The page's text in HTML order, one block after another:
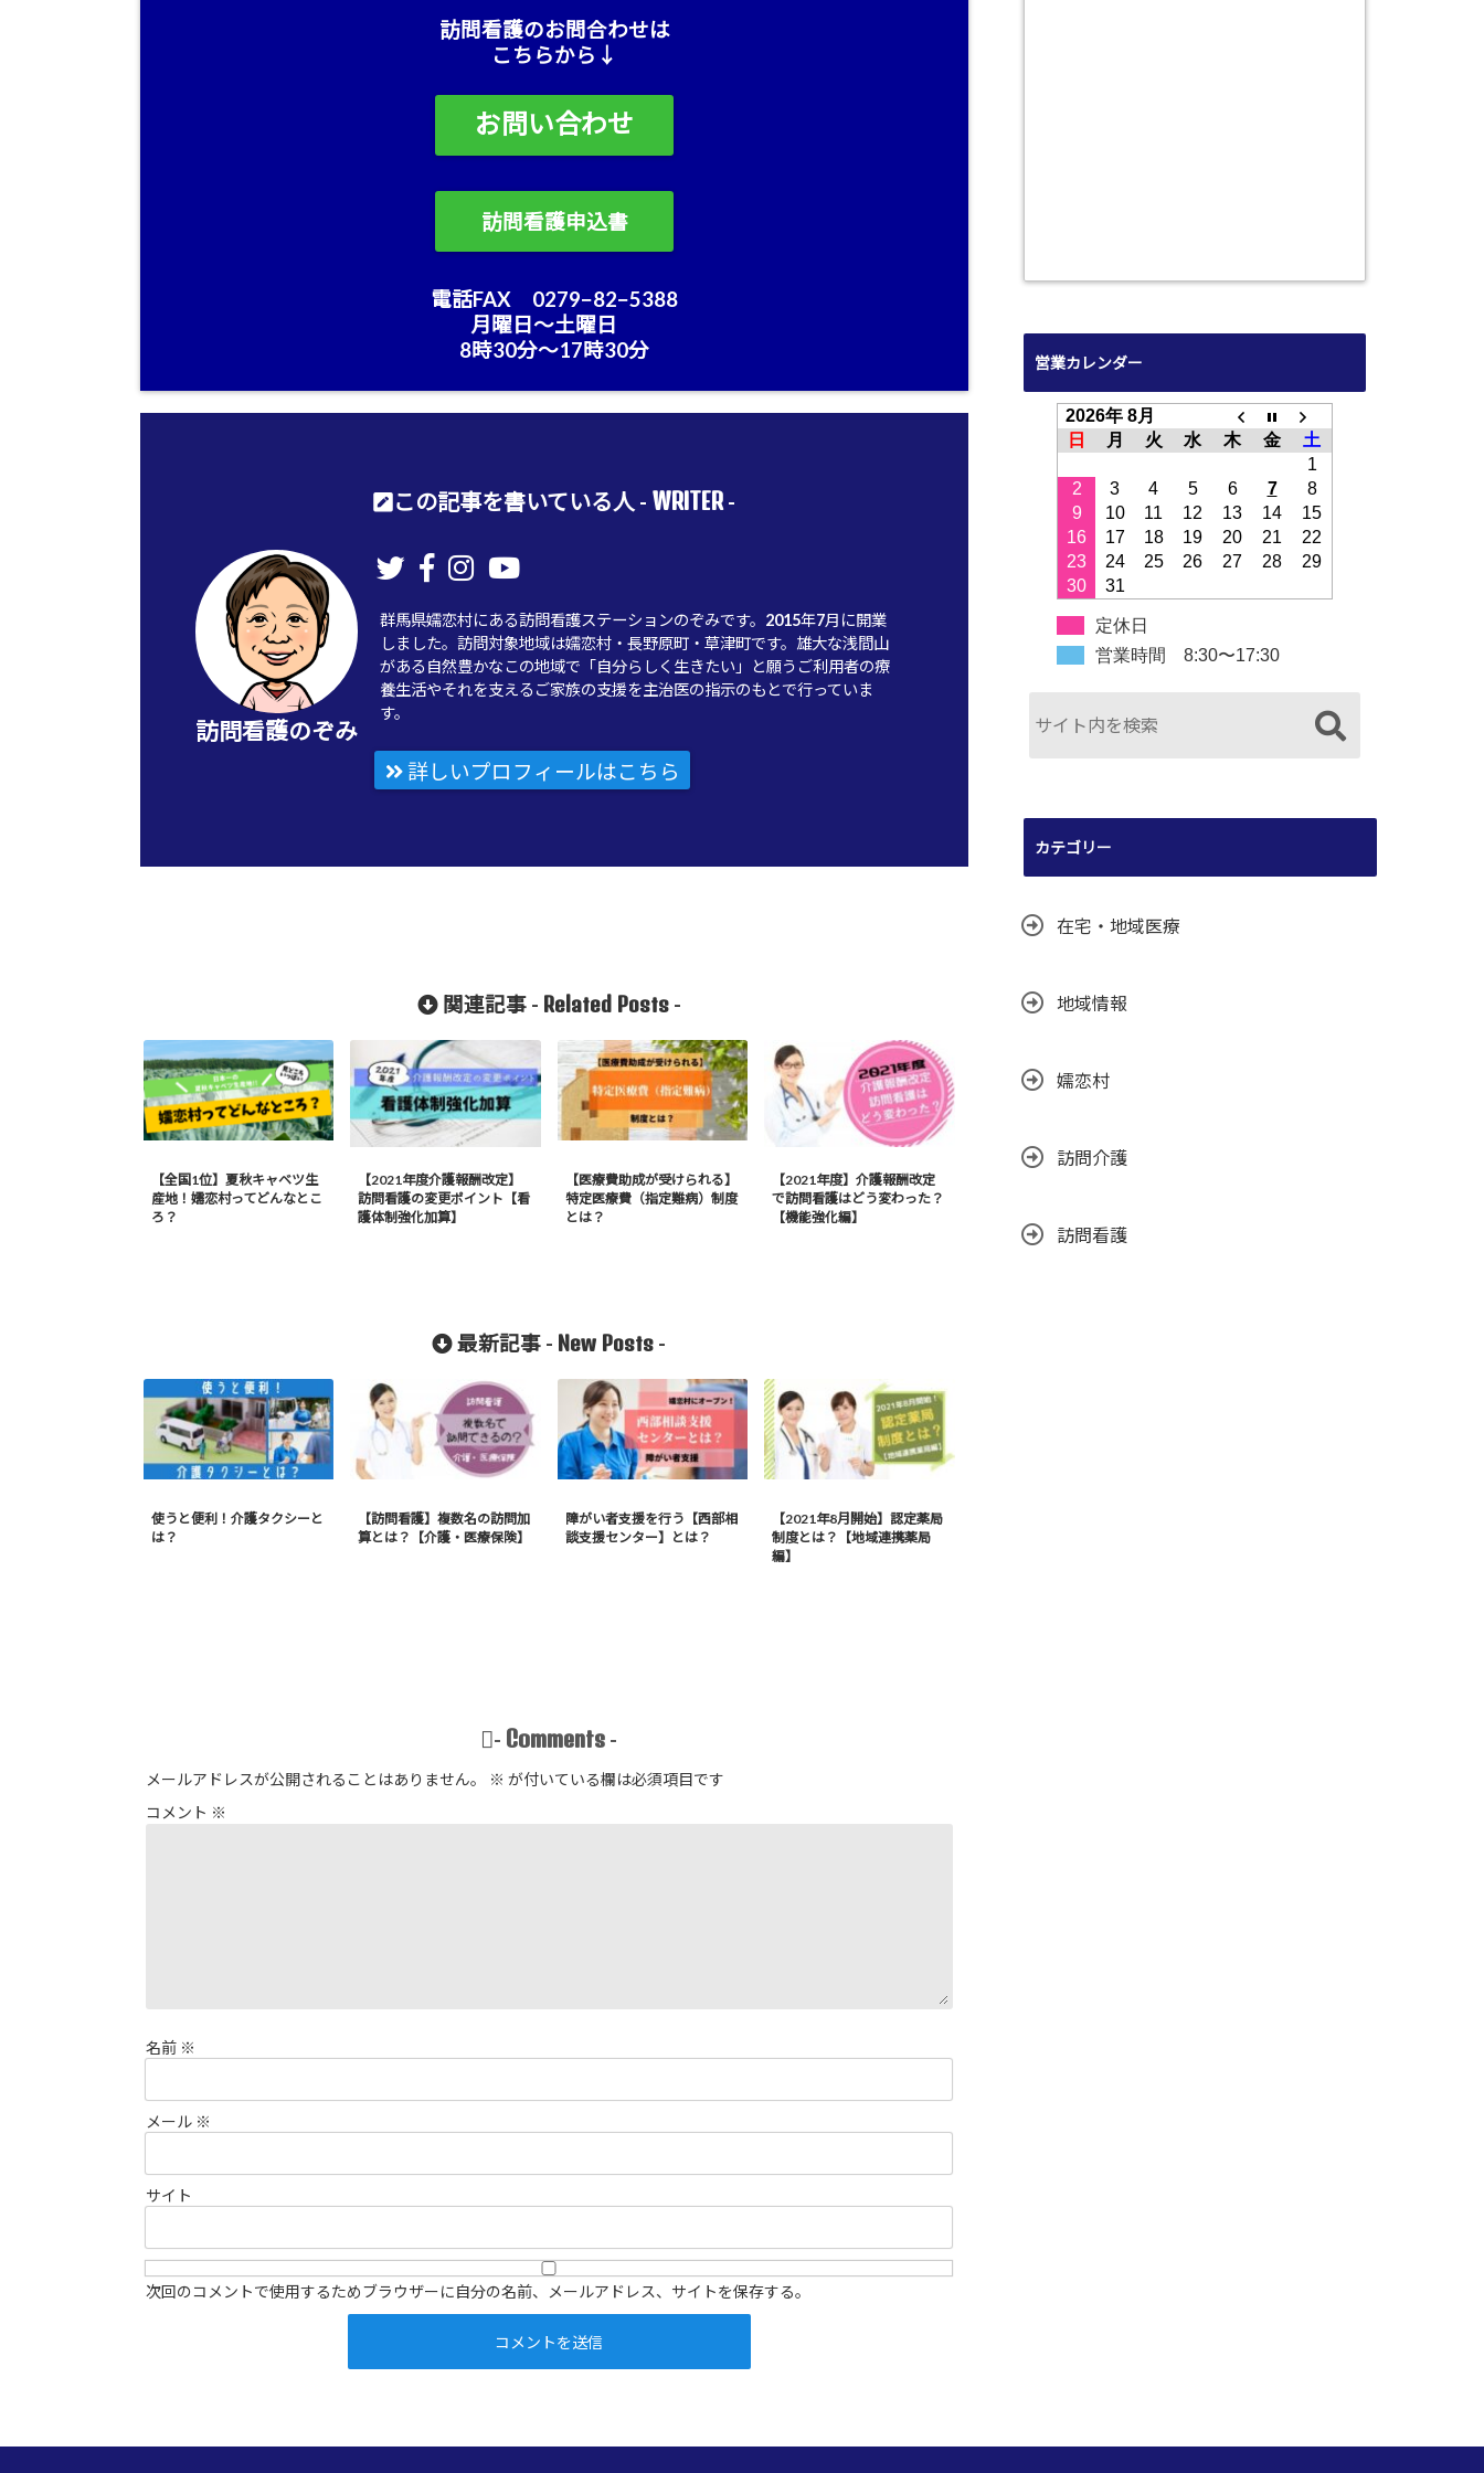
訪問看護のお問合わせは
こちらから↓
お問い合わせ
訪問看護申込書
電話FAX 0279−82−5388
月曜日〜土曜日
8時30分〜17時30分
この記事を書いている人 - WRITER-
訪問看護のぞみ
群馬県嬬恋村にある訪問看護ステーションのぞみです。2015年7月に開業
しました。訪問対象地域は嬬恋村・長野原町・草津町です。雄大な浅間山
がある自然豊かなこの地域で「自分らしく生きたい」と願うご利用者の療
養生活やそれを支えるご家族の支援を主治医の指示のもとで行っていま
す。
詳しいプロフィールはこちら
関連記事 - Related Posts-
【全国1位】夏秋キャベツ生
産地！嬬恋村ってどんなとこ
ろ？
【2021年度介護報酬改定】
訪問看護の変更ポイント【看
護体制強化加算】
【医療費助成が受けられる】
特定医療費（指定難病）制度
とは？
【2021年度】介護報酬改定
で訪問看護はどう変わった？
【機能強化編】
最新記事 - New Posts -
使うと便利！介護タクシーと
は？
【訪問看護】複数名の訪問加
算とは？【介護・医療保険】
障がい者支援を行う【西部相
談支援センター】とは？
【2021年8月開始】認定薬局
制度とは？【地域連携薬局
編】
- Comments -
メールアドレスが公開されることはありません。 ※ が付いている欄は必須項目です
コメント ※
名前 ※
メール ※
サイト
次回のコメントで使用するためブラウザーに自分の名前、メールアドレス、サイトを保存する。
営業カレンダー
2026年 8月
日
月 火 水 木 金
土
1
2
3 4 5 6 7
8
9
10 11 12 13 14
15
16
17 18 19 20 21
22
23
24 25 26 27 28
29
30
31
定休日
営業時間 8:30〜17:30
カテゴリー
在宅・地域医療
地域情報
嬬恋村
訪問介護
訪問看護